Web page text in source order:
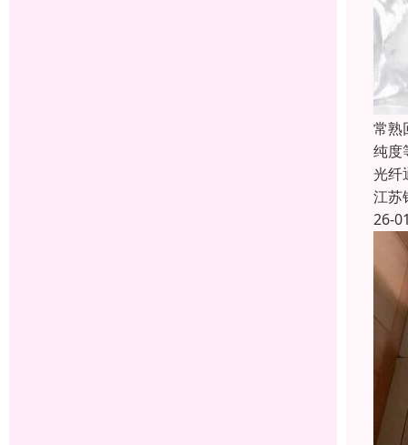
常熟
纯度
光纤
江苏
26-